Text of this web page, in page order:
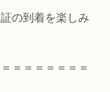
の到着を楽しみ
＝＝＝＝＝＝＝